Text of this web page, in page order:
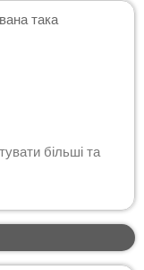
така
більші та